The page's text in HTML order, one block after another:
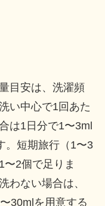
目安は、洗濯頻
い中心で1回あた
は1日分で1〜3ml
。短期旅行（1〜3
〜2個で足りま
わない場合は、
30mlを用意する